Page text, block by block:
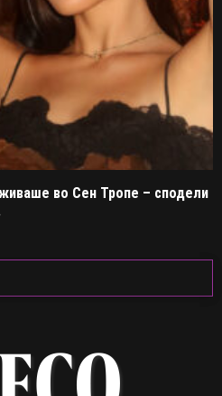
во Сен Тропе – сподели